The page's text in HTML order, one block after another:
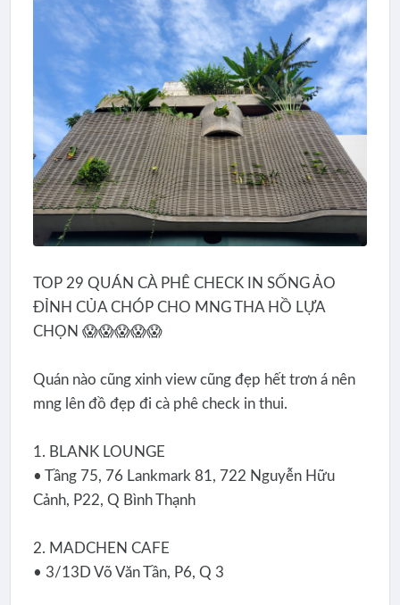
TOP 29 QUÁN CÀ PHÊ CHECK IN SỐNG ẢO
ĐỈNH CỦA CHÓP CHO MNG THA HỒ LỰA
CHỌN 😱😱😱😱😱
Quán nào cũng xinh view cũng đẹp hết trơn á nên
mng lên đồ đẹp đi cà phê check in thui.
1. BLANK LOUNGE
• Tầng 75, 76 Lankmark 81, 722 Nguyễn Hữu
Cảnh, P22, Q Bình Thạnh
2. MADCHEN CAFE
• 3/13D Võ Văn Tần, P6, Q 3